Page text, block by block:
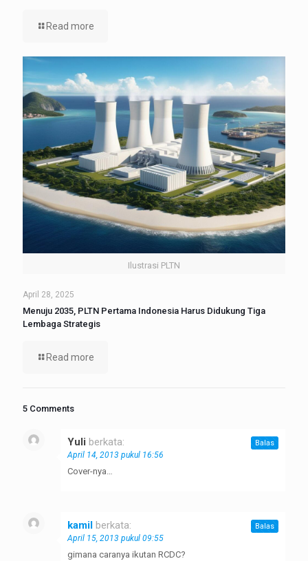
Read more
Ilustrasi PLTN
April 28, 2025
Menuju 2035, PLTN Pertama Indonesia Harus Didukung Tiga
Lembaga Strategis
Read more
5 Comments
Yuli berkata:
April 14, 2013 pukul 16:56
Cover-nya…
Balas
kamil berkata:
April 15, 2013 pukul 09:55
gimana caranya ikutan RCDC?
Balas